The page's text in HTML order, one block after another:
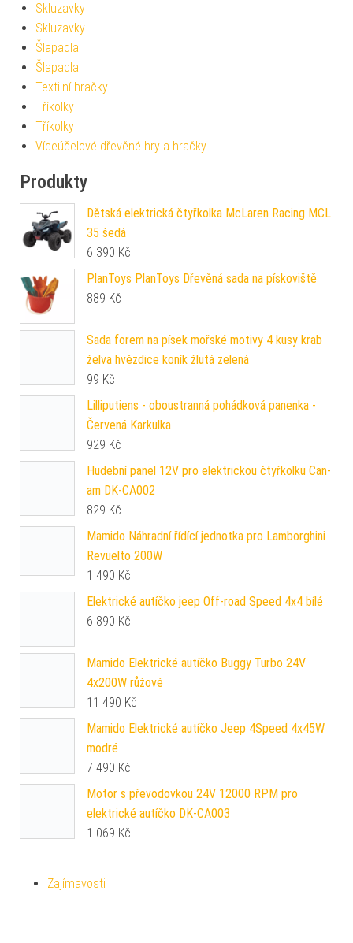
Skluzavky
Skluzavky
Šlapadla
Šlapadla
Textilní hračky
Tříkolky
Tříkolky
Víceúčelové dřevěné hry a hračky
Produkty
Dětská elektrická čtyřkolka McLaren Racing MCL
35 šedá
6 390 Kč
PlanToys PlanToys Dřevěná sada na pískoviště
889 Kč
Sada forem na písek mořské motivy 4 kusy krab
želva hvězdice koník žlutá zelená
99 Kč
Lilliputiens - oboustranná pohádková panenka -
Červená Karkulka
929 Kč
Hudební panel 12V pro elektrickou čtyřkolku Can-
am DK-CA002
829 Kč
Mamido Náhradní řídící jednotka pro Lamborghini
Revuelto 200W
1 490 Kč
Elektrické autíčko jeep Off-road Speed 4x4 bílé
6 890 Kč
Mamido Elektrické autíčko Buggy Turbo 24V
4x200W růžové
11 490 Kč
Mamido Elektrické autíčko Jeep 4Speed 4x45W
modré
7 490 Kč
Motor s převodovkou 24V 12000 RPM pro
elektrické autíčko DK-CA003
1 069 Kč
Zajímavosti